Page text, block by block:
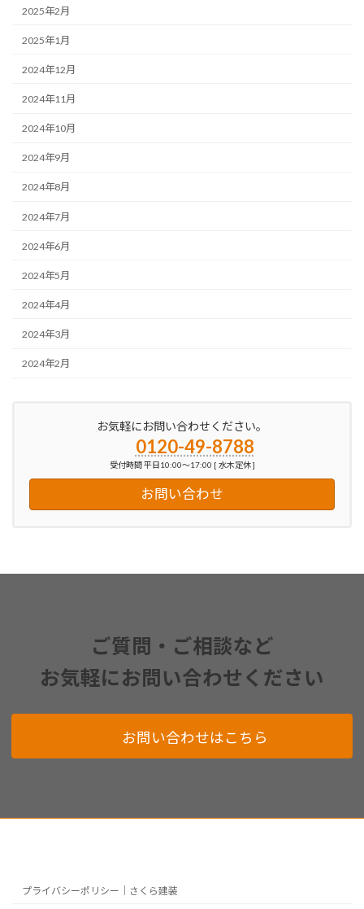
2025年2月
2025年1月
2024年12月
2024年11月
2024年10月
2024年9月
2024年8月
2024年7月
2024年6月
2024年5月
2024年4月
2024年3月
2024年2月
お気軽にお問い合わせください。
0120-49-8788
受付時間 平日10:00～17:00 [ 水木定休 ]
お問い合わせ
ご質問・ご相談など
お気軽にお問い合わせください
お問い合わせはこちら
プライバシーポリシー｜さくら建装